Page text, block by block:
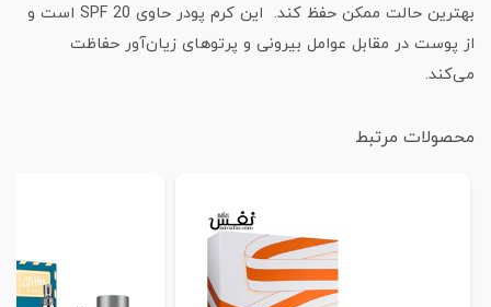
بهترین حالت ممکن حفظ کند. این کرم پودر حاوی SPF 20 است و
از پوست در مقابل عوامل بیرونی و پرتوهای زیان‌آور حفاظت
می‌کند.
محصولات مرتبط